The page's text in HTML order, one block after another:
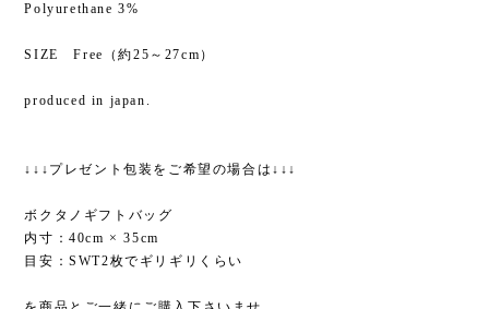
Polyurethane 3%
SIZE Free（約25～27cm）
produced in japan.
↓↓↓プレゼント包装をご希望の場合は↓↓↓
ボクタノギフトバッグ
内寸：40cm × 35cm
目安：SWT2枚でギリギリくらい